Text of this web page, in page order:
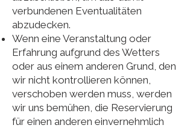
verbundenen Eventualitäten
abzudecken.
Wenn eine Veranstaltung oder
Erfahrung aufgrund des Wetters
oder aus einem anderen Grund, den
wir nicht kontrollieren können,
verschoben werden muss, werden
wir uns bemühen, die Reservierung
für einen anderen einvernehmlich